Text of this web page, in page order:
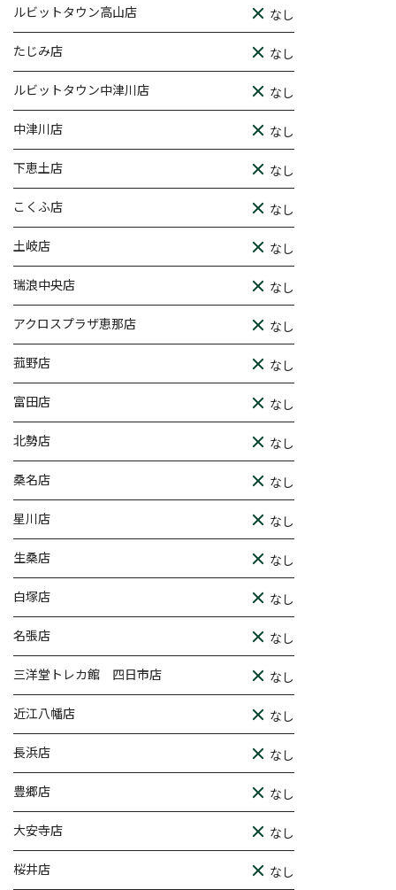
ルビットタウン高山店 なし
たじみ店 なし
ルビットタウン中津川店 なし
中津川店 なし
下恵土店 なし
こくふ店 なし
土岐店 なし
瑞浪中央店 なし
アクロスプラザ恵那店 なし
菰野店 なし
富田店 なし
北勢店 なし
桑名店 なし
星川店 なし
生桑店 なし
白塚店 なし
名張店 なし
三洋堂トレカ館 四日市店 なし
近江八幡店 なし
長浜店 なし
豊郷店 なし
大安寺店 なし
桜井店 なし